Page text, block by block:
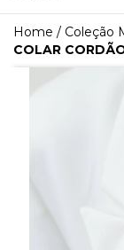
Home / Coleção
COLAR